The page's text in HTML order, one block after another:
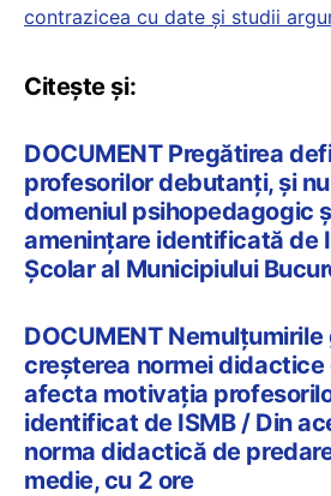
contrazicea cu date și studii
Citește și:
DOCUMENT Pregătirea
profesorilor debutanți, și
domeniul psihopedagogic
amenințare identificată de
Școlar al Municipiului
DOCUMENT
creșterea normei didactice
afecta motivația
identificat de ISMB / Din
norma didactică de
medie, cu 2 ore